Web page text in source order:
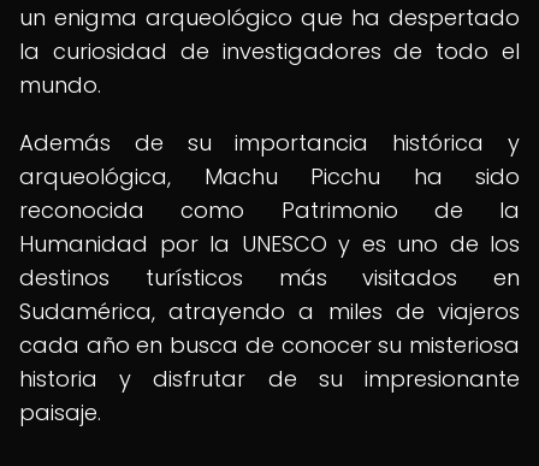
un enigma arqueológico que ha despertado
la curiosidad de investigadores de todo el
mundo.
Además de su importancia histórica y
arqueológica, Machu Picchu ha sido
reconocida como Patrimonio de la
Humanidad por la UNESCO y es uno de los
destinos turísticos más visitados en
Sudamérica, atrayendo a miles de viajeros
cada año en busca de conocer su misteriosa
historia y disfrutar de su impresionante
paisaje.